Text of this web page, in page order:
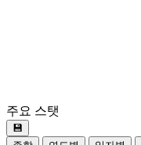
주요 스탯
💾